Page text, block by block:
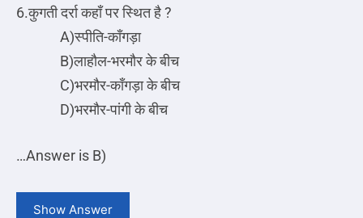
6.कुगती दर्रा कहाँ पर स्थित है ?
A)स्पीति-काँगड़ा
B)लाहौल-भरमौर के बीच
C)भरमौर-काँगड़ा के बीच
D)भरमौर-पांगी के बीच
…Answer is B)
Show Answer